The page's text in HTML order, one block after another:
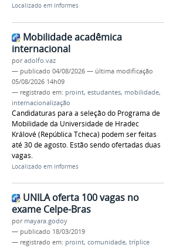
Localizado em Informes
Mobilidade acadêmica
internacional
poradolfo.vaz
— publicado 04/08/2026 — última modificação
05/08/2026 14h09
— registrado em: proint, estudantes, mobilidade,
internacionalização
Candidaturas para a seleção do Programa de
Mobilidade da Universidade de Hradec
Králové (República Tcheca) podem ser feitas
até 30 de agosto. Estão sendo ofertadas duas
vagas.
Localizado em Informes
UNILA oferta 100 vagas no
exame Celpe-Bras
por mayara.godoy
— publicado 18/03/2019
— registrado em: proint, comunidade, tríplice